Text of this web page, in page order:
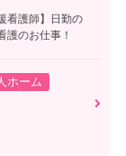
看護師】日勤の
護のお仕事！
ホーム